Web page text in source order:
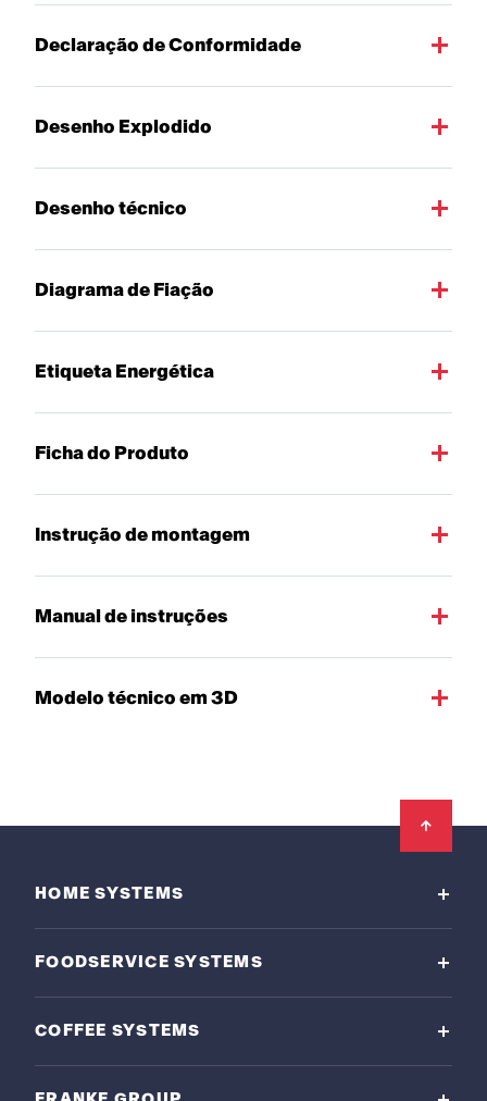
Declaração de Conformidade
Desenho Explodido
Desenho técnico
Diagrama de Fiação
Etiqueta Energética
Ficha do Produto
Instrução de montagem
Manual de instruções
Modelo técnico em 3D
HOME SYSTEMS
FOODSERVICE SYSTEMS
COFFEE SYSTEMS